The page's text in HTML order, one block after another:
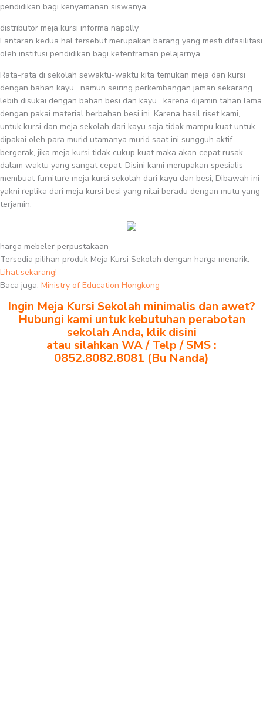
pendidikan bagi kenyamanan siswanya .
distributor meja kursi informa napolly
Lantaran kedua hal tersebut merupakan barang yang mesti difasilitasi
oleh institusi pendidikan bagi ketentraman pelajarnya .
Rata-rata di sekolah sewaktu-waktu kita temukan meja dan kursi
dengan bahan kayu , namun seiring perkembangan jaman sekarang
lebih disukai dengan bahan besi dan kayu , karena dijamin tahan lama
dengan pakai material berbahan besi ini. Karena hasil riset kami,
untuk kursi dan meja sekolah dari kayu saja tidak mampu kuat untuk
dipakai oleh para murid utamanya murid saat ini sungguh aktif
bergerak, jika meja kursi tidak cukup kuat maka akan cepat rusak
dalam waktu yang sangat cepat. Disini kami merupakan spesialis
membuat furniture meja kursi sekolah dari kayu dan besi, Dibawah ini
yakni replika dari meja kursi besi yang nilai beradu dengan mutu yang
terjamin.
harga mebeler perpustakaan
Tersedia pilihan produk Meja Kursi Sekolah dengan harga menarik.
Lihat sekarang!
Baca juga: Ministry of Education Hongkong
Ingin Meja Kursi Sekolah minimalis dan awet?
Hubungi kami untuk kebutuhan perabotan
sekolah Anda, klik disini
atau silahkan WA / Telp / SMS :
0852.8082.8081 (Bu Nanda)